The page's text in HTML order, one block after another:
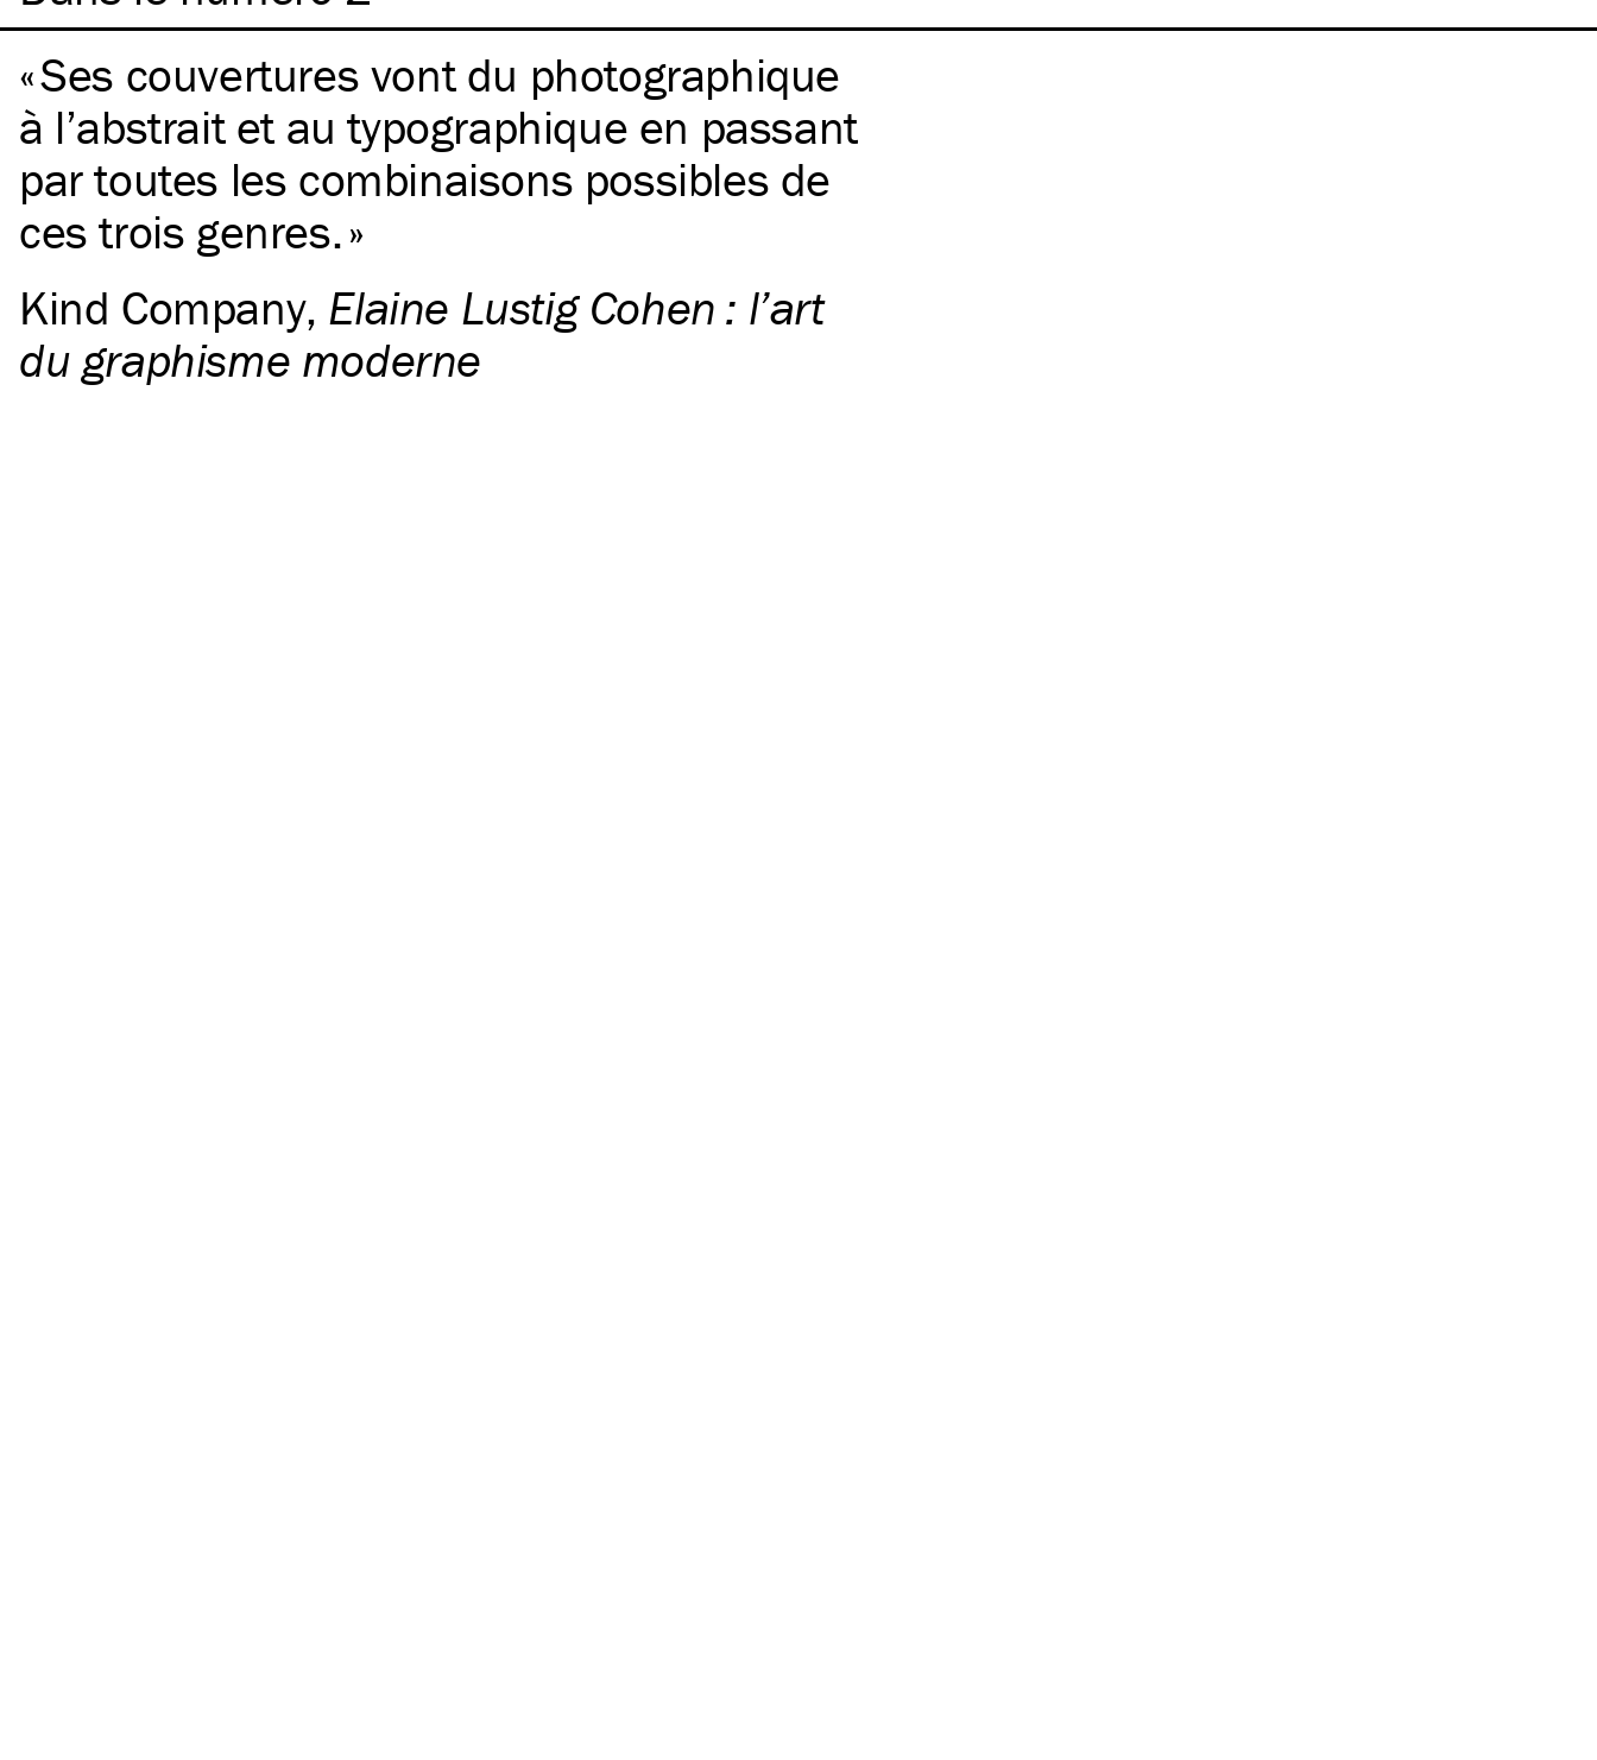
Ses couvertures vont du photographique
à l’abstrait et au typographique en passant
par toutes les combinaisons possibles de
ces trois genres.
Kind Company, Elaine Lustig Cohen : l’art
du graphisme moderne